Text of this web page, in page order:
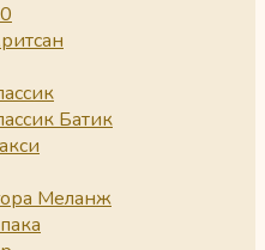
Батик
Меланж